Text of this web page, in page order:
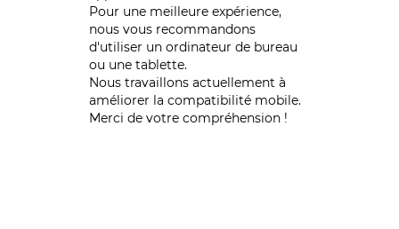
Pour une meilleure expérience,
nous vous recommandons
d'utiliser un ordinateur de bureau
ou une tablette.
Nous travaillons actuellement à
améliorer la compatibilité mobile.
Merci de votre compréhension !